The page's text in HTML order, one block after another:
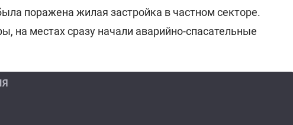
поражена жилая застройка в частном секторе.
на местах сразу начали аварийно-спасательные